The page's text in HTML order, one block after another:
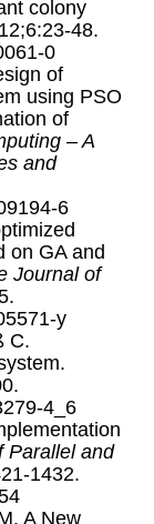
colony
48.
0
of
using PSO
of
– A
and
6
on GA and
Journal of
y
C.
4_6
Parallel and
1432.
A New